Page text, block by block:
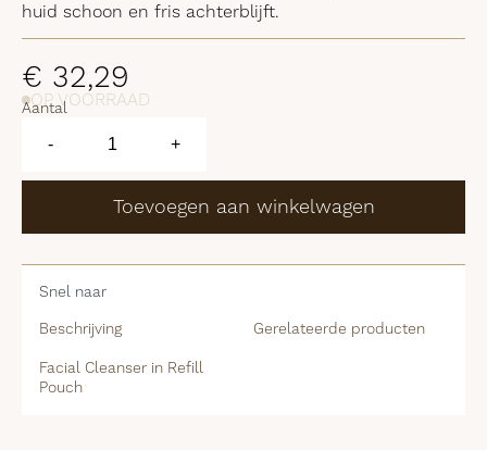
€ 32,29
Snel naar
Beschrijving
Gerelateerde producten
Facial Cleanser in Refill
Pouch
huid schoon en fris achterblijft.
OP VOORRAAD
Aantal
-
Cleanser
Refill
aantal
+
Toevoegen aan winkelwagen